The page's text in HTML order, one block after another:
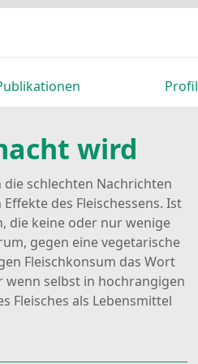
Profil
wird
schlechten Nachrichten
des Fleischessens. Ist
die keine oder nur wenige
gegen eine vegetarische
Fleischkonsum das Wort
wenn selbst in hochrangigen
Fleisches als Lebensmittel